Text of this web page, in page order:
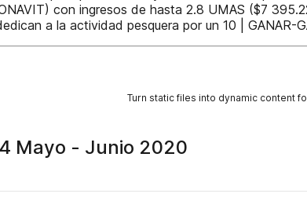
con ingresos de hasta 2.8 UMAS ($7
a la actividad pesquera por un 10 | GANAR-
Turn static files into dynamic content
Mayo - Junio 2020